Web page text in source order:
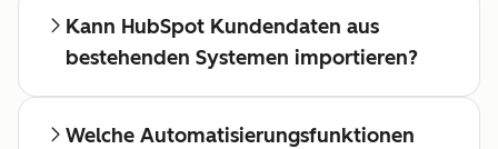
Kann HubSpot Kundendaten aus
bestehenden Systemen importieren?
Welche Automatisierungsfunktionen